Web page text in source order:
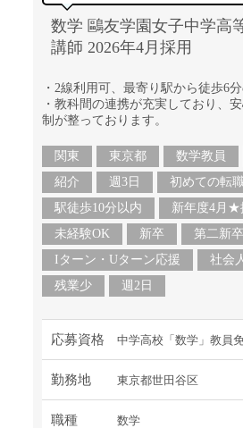
数学 鷗友学園女子中学高
講師 2026年4月採用
・2線利用可、最寄り駅から徒歩6
・教科間の連携が充実しており、
制が整っております。
関東 東京都 数学教員
紹介
週3日
初めての転
駅徒歩10分以内
新年度4月★
未経験OK
新卒
第二新卒
Iターン・Uターン応援
社会
残業少
週2日
応募資格 中学高校「数学」教員
勤務地 東京都世田谷区
職種 数学